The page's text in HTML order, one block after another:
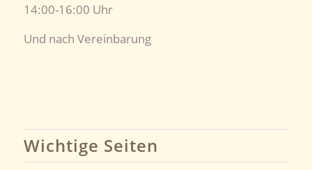
14:00-16:00 Uhr
Und nach Vereinbarung
Wichtige Seiten